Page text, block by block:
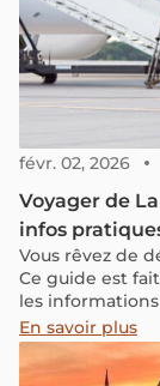
févr. 02, 2026
Voyager de
infos
Vous rêvez de
Ce guide est
les
en toute
meilleures
moyens de
En savoir plus